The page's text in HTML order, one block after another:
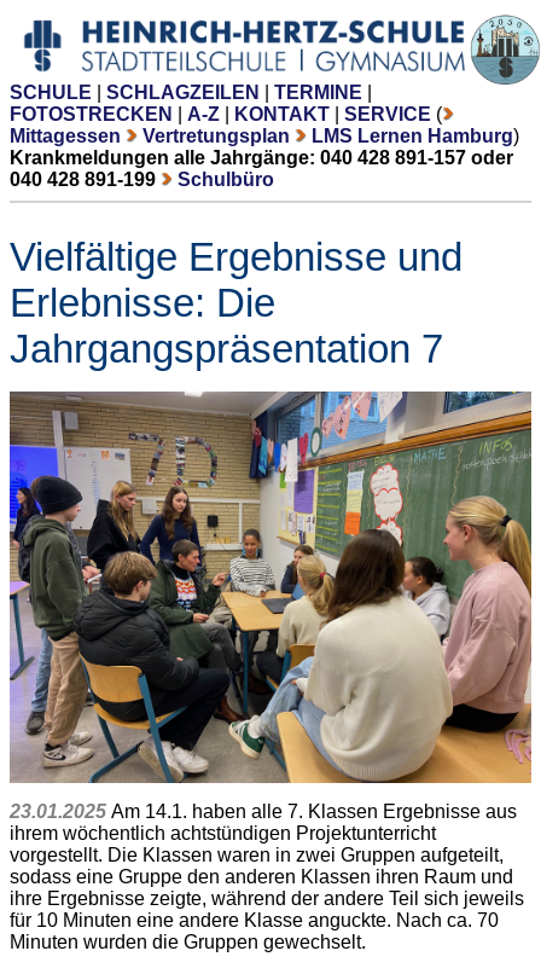
SCHULE SCHLAGZEILEN TERMINE
FOTOSTRECKEN
A-Z KONTAKT SERVICE (
Mittagessen
Vertretungsplan LMS Lernen Hamburg)
Krankmeldungen alle Jahrgänge: 040 428 891-157 oder
040 428 891-199
Schulbüro
Vielfältige Ergebnisse und
Erlebnisse: Die
Jahrgangspräsentation 7
23.01.2025 Am 14.1. haben alle 7. Klassen Ergebnisse aus
ihrem wöchentlich achtstündigen Projektunterricht
vorgestellt. Die Klassen waren in zwei Gruppen aufgeteilt,
sodass eine Gruppe den anderen Klassen ihren Raum und
ihre Ergebnisse zeigte, während der andere Teil sich jeweils
für 10 Minuten eine andere Klasse anguckte. Nach ca. 70
Minuten wurden die Gruppen gewechselt.